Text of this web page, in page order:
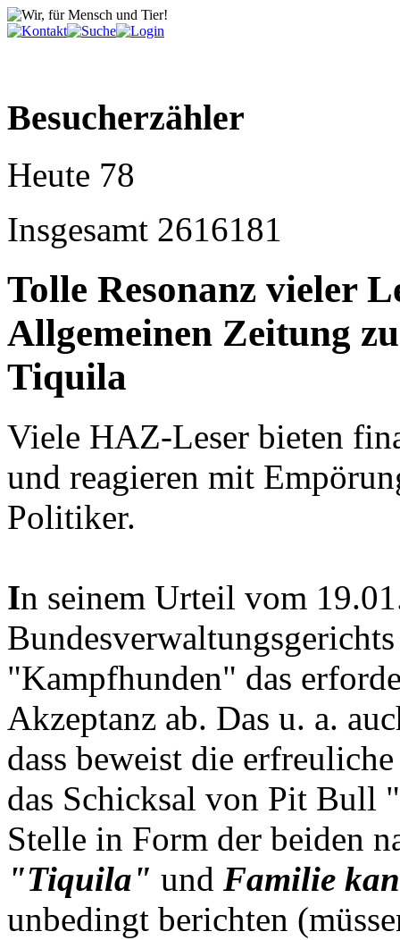
Besucherzähler
Heute 78
Insgesamt 2616181
Tolle Resonanz vieler
Allgemeinen Zeitung
Tiquila
Viele HAZ-Leser bieten
und reagieren mit
Politiker.
In seinem Urteil vom
"Kampfhunden" das
Akzeptanz ab. Das u. a.
dass beweist die
das Schicksal von Pit Bull
Stelle in Form der beiden
"Tiquila" und Familie
unbedingt berichten